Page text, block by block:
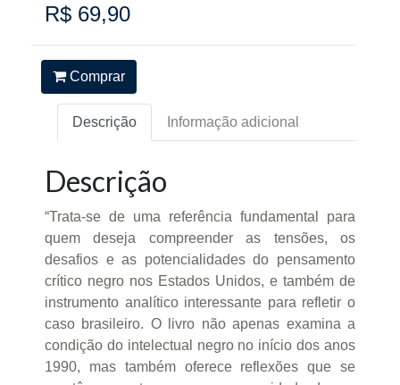
R$ 69,90
Comprar
Descrição Informação adicional
Descrição
“Trata-se de uma referência fundamental para
quem deseja compreender as tensões, os
desafios e as potencialidades do pensamento
crítico negro nos Estados Unidos, e também de
instrumento analítico interessante para refletir o
caso brasileiro. O livro não apenas examina a
condição do intelectual negro no início dos anos
1990, mas também oferece reflexões que se